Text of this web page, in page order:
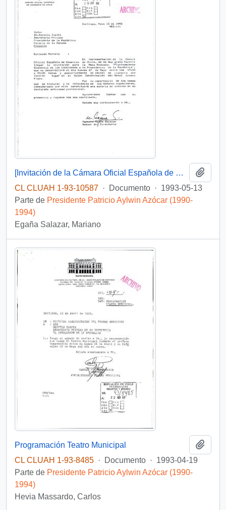
[Invitación de la Cámara Oficial Española de Comercio de Chile]
CL CLUAH 1-93-10587 · Documento · 1993-05-13
Parte de Presidente Patricio Aylwin Azócar (1990-
1994)
Egaña Salazar, Mariano
Programación Teatro Municipal
CL CLUAH 1-93-8485 · Documento · 1993-04-19
Parte de Presidente Patricio Aylwin Azócar (1990-
1994)
Hevia Massardo, Carlos